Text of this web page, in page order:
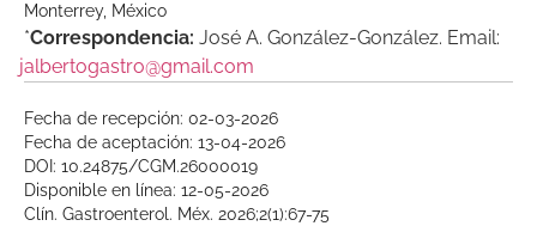
Monterrey, México
*Correspondencia: José A. González-González. Email:
jalbertogastro@gmail.com
Fecha de recepción: 02-03-2026
Fecha de aceptación: 13-04-2026
DOI: 10.24875/CGM.26000019
Disponible en línea: 12-05-2026
Clín. Gastroenterol. Méx. 2026;2(1):67-75